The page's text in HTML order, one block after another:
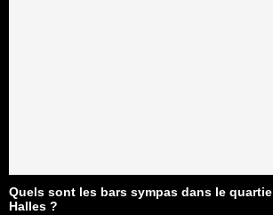
Quels sont les bars sympas dans le
Halles ?